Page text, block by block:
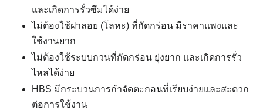
และเกิดการรั่วซึมได้ง่าย
ไม่ต้องใช้ฝาลอย (โลหะ) ที่กัดกร่อน มีราคาแพงและ
ใช้งานยาก
ไม่ต้องใช้ระบบกวนที่กัดกร่อน ยุ่งยาก และเกิดการรั่ว
ไหลได้ง่าย
HBS มีกระบวนการกำจัดตะกอนที่เรียบง่ายและสะดวก
ต่อการใช้งาน